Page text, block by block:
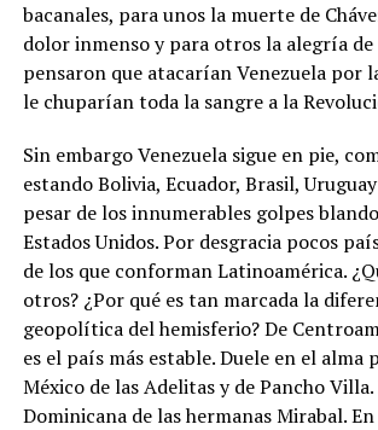
bacanales, para unos la muerte de
dolor inmenso y para otros la alegría de
pensaron que atacarían Venezuela por
le chuparían toda la sangre a la
Sin embargo Venezuela sigue en pie,
estando Bolivia, Ecuador, Brasil,
pesar de los innumerables golpes
Estados Unidos. Por desgracia pocos
de los que conforman Latinoamérica.
otros? ¿Por qué es tan marcada la
geopolítica del hemisferio? De
es el país más estable. Duele en el alma
México de las Adelitas y de Pancho
Dominicana de las hermanas Mirabal.